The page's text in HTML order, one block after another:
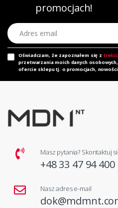
promocjach!
Adres email
Oświadczam, że zapoznałem się z
przetwarzania moich danych
ofercie sklepu tj. o promocjach,
Masz pytania? Skontaktuj
+48 33 47 94 400
Nasz adres e-mail